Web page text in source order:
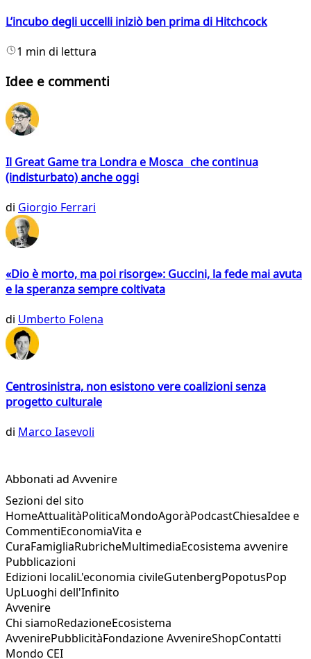
L’incubo degli uccelli iniziò ben prima di Hitchcock
1 min di lettura
Idee e commenti
Il Great Game tra Londra e Mosca che continua
(indisturbato) anche oggi
di Giorgio Ferrari
«Dio è morto, ma poi risorge»: Guccini, la fede mai avuta
e la speranza sempre coltivata
di Umberto Folena
Centrosinistra, non esistono vere coalizioni senza
progetto culturale
di Marco Iasevoli
Abbonati ad Avvenire
Sezioni del sito
HomeAttualitàPoliticaMondoAgoràPodcastChiesaIdee e
CommentiEconomiaVita e
CuraFamigliaRubricheMultimediaEcosistema avvenire
Pubblicazioni
Edizioni localiL'economia civileGutenbergPopotusPop
UpLuoghi dell'Infinito
Avvenire
Chi siamoRedazioneEcosistema
AvvenirePubblicitàFondazione AvvenireShopContatti
Mondo CEI